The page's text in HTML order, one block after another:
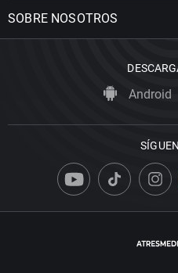
SOBRE NOSOTROS
Android